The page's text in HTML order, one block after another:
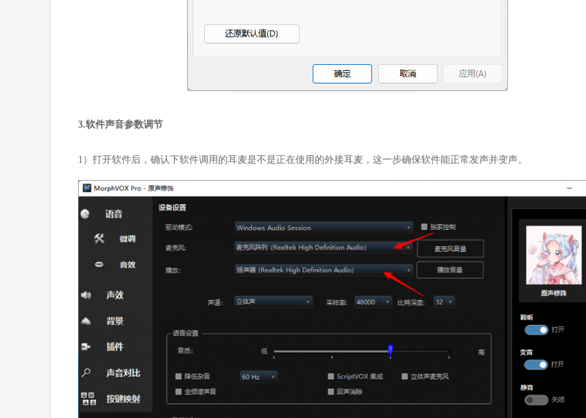
3.软件声音参数调节
1）打开软件后，确认下软件调用的耳麦是不是正在使用的外接耳麦，这一步确保软件能正常发声并变声。